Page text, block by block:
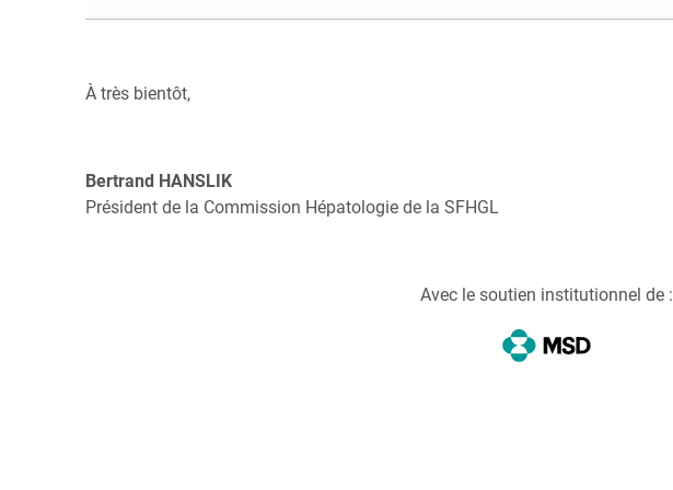
À très bientôt,
Bertrand HANSLIK
Président de la Commission Hépatologie de la SFHGL
Avec le soutien institutionnel de :